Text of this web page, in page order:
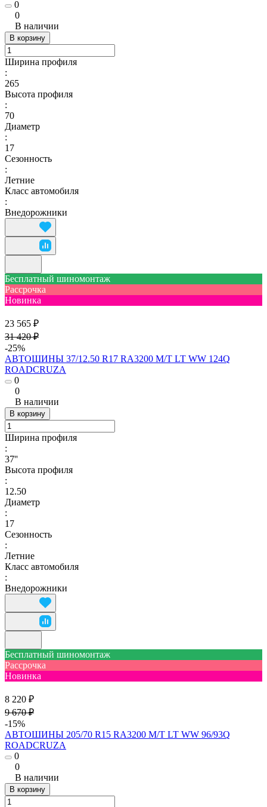
0
0
В наличии
В корзину
Ширина профиля
:
265
Высота профиля
:
70
Диаметр
:
17
Сезонность
:
Летние
Класс автомобиля
:
Внедорожники
Бесплатный шиномонтаж
Рассрочка
Новинка
23 565 ₽
31 420 ₽
-25%
АВТОШИНЫ 37/12.50 R17 RA3200 M/T LT WW 124Q
ROADCRUZA
0
0
В наличии
В корзину
Ширина профиля
:
37''
Высота профиля
:
12.50
Диаметр
:
17
Сезонность
:
Летние
Класс автомобиля
:
Внедорожники
Бесплатный шиномонтаж
Рассрочка
Новинка
8 220 ₽
9 670 ₽
-15%
АВТОШИНЫ 205/70 R15 RA3200 M/T LT WW 96/93Q
ROADCRUZA
0
0
В наличии
В корзину